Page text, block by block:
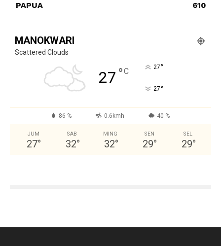
PAPUA
610
MANOKWARI
Scattered Clouds
27 °C 27°
27°
86 % 0.6kmh 40 %
JUM
27°
SAB
32°
MING
32°
SEN
29°
SEL
29°